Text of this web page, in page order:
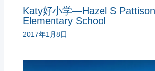
Katy好小学—Hazel S Pattison
Elementary School
2017年1月8日